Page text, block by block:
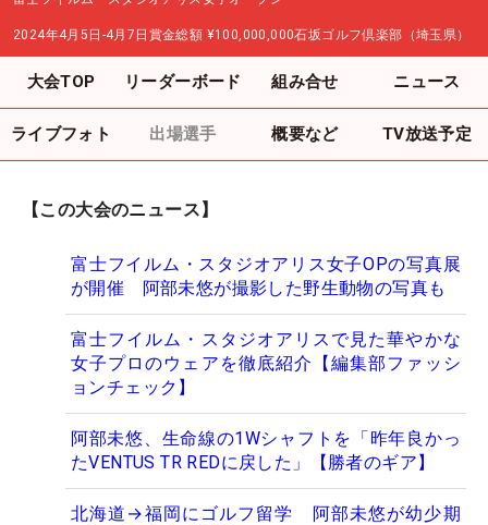
2024年4月5日-4月7日 賞金総額 ¥100,000,000石坂ゴルフ倶楽部（埼玉県）
大会TOP リーダーボード 組み合せ ニュース
ライブフォト 出場選手 概要など TV放送予定
【この大会のニュース】
富士フイルム・スタジオアリス女子OPの写真展
が開催 阿部未悠が撮影した野生動物の写真も
富士フイルム・スタジオアリスで見た華やかな
女子プロのウェアを徹底紹介【編集部ファッシ
ョンチェック】
阿部未悠、生命線の1Wシャフトを「昨年良かっ
たVENTUS TR REDに戻した」【勝者のギア】
北海道→福岡にゴルフ留学 阿部未悠が幼少期